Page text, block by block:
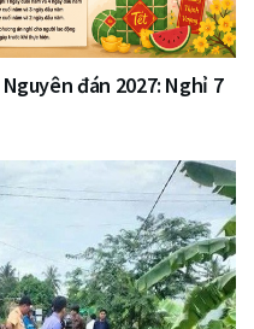
đán 2027: Nghỉ 7